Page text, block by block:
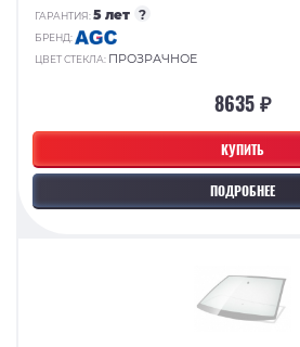
КУПИТЬ
ПОДРОБНЕЕ
ГАРАНТИЯ:5 лет ?
БРЕНД:
ЦВЕТ СТЕКЛА: ПРОЗРАЧНОЕ
8635 ₽